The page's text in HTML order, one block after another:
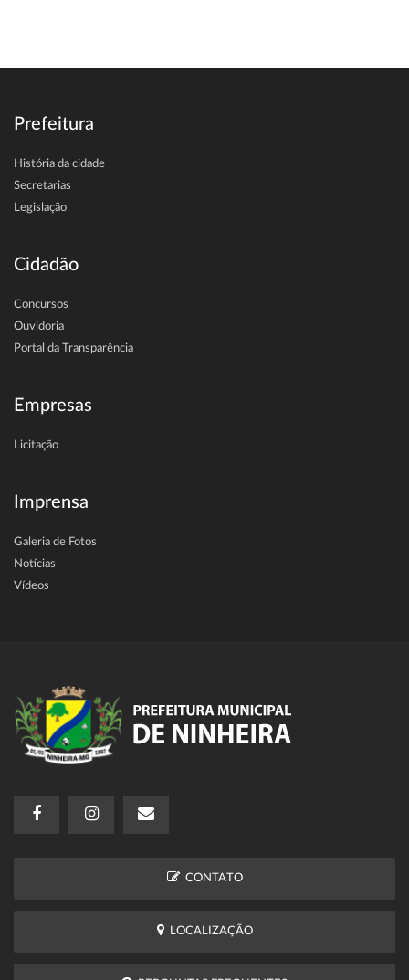
Prefeitura
História da cidade
Secretarias
Legislação
Cidadão
Concursos
Ouvidoria
Portal da Transparência
Empresas
Licitação
Imprensa
Galeria de Fotos
Notícias
Vídeos
CONTATO
LOCALIZAÇÃO